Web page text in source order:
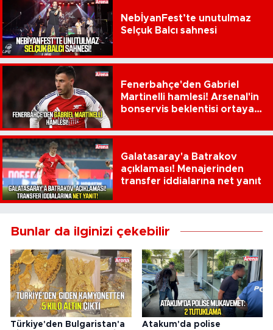
NebİyanFest’te unutulmaz
Selçuk Balcı sahnesi
Fenerbahçe'den Gabriel
Martinelli hamlesi! Arsenal'in
bonservis beklentisi ortaya
Galatasaray'a Batrakov
açıklaması! Menajerinden
transfer iddialarına net yanıt
Bunlar da ilginizi çekebilir
Türkiye'den Bulgaristan'a Atakum'da polise